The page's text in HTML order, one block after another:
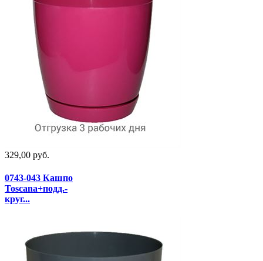
329,00 руб.
0743-043 Кашпо
Toscana+подд.-
круг...